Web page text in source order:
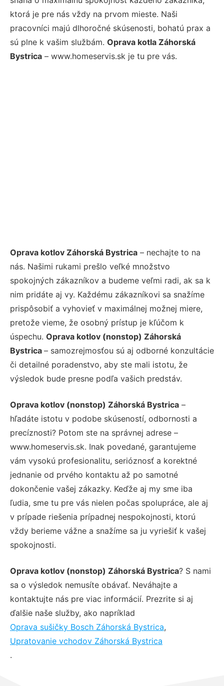
ktorá je pre nás vždy na prvom mieste. Naši
pracovníci majú dlhoročné skúsenosti, bohatú prax a
sú plne k vašim službám. Oprava kotla Záhorská
Bystrica – www.homeservis.sk je tu pre vás.
Oprava kotlov Záhorská Bystrica – nechajte to na
nás. Našimi rukami prešlo veľké množstvo
spokojných zákazníkov a budeme veľmi radi, ak sa k
nim pridáte aj vy. Každému zákazníkovi sa snažíme
prispôsobiť a vyhovieť v maximálnej možnej miere,
pretože vieme, že osobný prístup je kľúčom k
úspechu. Oprava kotlov (nonstop) Záhorská
Bystrica – samozrejmosťou sú aj odborné konzultácie
či detailné poradenstvo, aby ste mali istotu, že
výsledok bude presne podľa vašich predstáv.
Oprava kotlov (nonstop) Záhorská Bystrica –
hľadáte istotu v podobe skúseností, odbornosti a
precíznosti? Potom ste na správnej adrese –
www.homeservis.sk. Inak povedané, garantujeme
vám vysokú profesionalitu, serióznosť a korektné
jednanie od prvého kontaktu až po samotné
dokončenie vašej zákazky. Keďže aj my sme iba
ľudia, sme tu pre vás nielen počas spolupráce, ale aj
v prípade riešenia prípadnej nespokojnosti, ktorú
vždy berieme vážne a snažíme sa ju vyriešiť k vašej
spokojnosti.
Oprava kotlov (nonstop) Záhorská Bystrica? S nami
sa o výsledok nemusíte obávať. Neváhajte a
kontaktujte nás pre viac informácií. Prezrite si aj
ďalšie naše služby, ako napríklad
Oprava sušičky Bosch Záhorská Bystrica,
Upratovanie vchodov Záhorská Bystrica
.